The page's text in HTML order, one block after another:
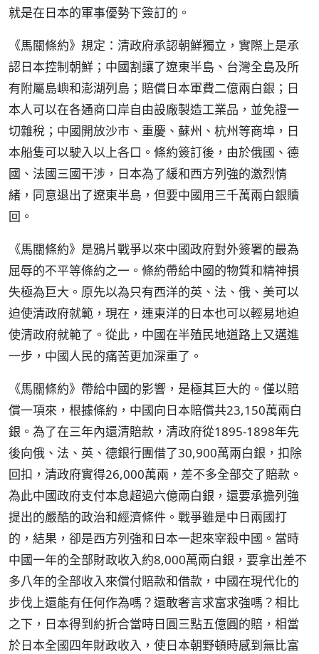
就是在日本的軍事優勢下簽訂的。
《馬關條約》規定：清政府承認朝鮮獨立，實際上是承
認日本控制朝鮮；中國割讓了遼東半島、台灣全島及所
有附屬島嶼和澎湖列島；賠償日本軍費二億兩白銀；日
本人可以在各通商口岸自由設廠製造工業品，並免證一
切雜稅；中國開放沙市、重慶、蘇州、杭州等商埠，日
本船隻可以駛入以上各口。條約簽訂後，由於俄國、德
國、法國三國干涉，日本為了緩和西方列強的激烈情
緒，同意退出了遼東半島，但要中國用三千萬兩白銀贖
回。
《馬關條約》是鴉片戰爭以來中國政府對外簽署的最為
屈辱的不平等條約之一。條約帶給中國的物質和精神損
失極為巨大。原先以為只有西洋的英、法、俄、美可以
迫使清政府就範，現在，連東洋的日本也可以輕易地迫
使清政府就範了。從此，中國在半殖民地道路上又邁進
一步，中國人民的痛苦更加深重了。
《馬關條約》帶給中國的影響，是極其巨大的。僅以賠
償一項來，根據條約，中國向日本賠償共23,150萬兩白
銀。為了在三年內還清賠款，清政府從1895-1898年先
後向俄、法、英、德銀行團借了30,900萬兩白銀，扣除
回扣，清政府實得26,000萬兩，差不多全部交了賠款。
為此中國政府支付本息超過六億兩白銀，還要承擔列強
提出的嚴酷的政治和經濟條件。戰爭雖是中日兩國打
的，結果，卻是西方列強和日本一起來宰殺中國。當時
中國一年的全部財政收入約8,000萬兩白銀，要拿出差不
多八年的全部收入來償付賠款和借款，中國在現代化的
步伐上還能有任何作為嗎？還敢奢言求富求強嗎？相比
之下，日本得到約折合當時日圓三點五億圓的賠，相當
於日本全國四年財政收入，使日本朝野頓時感到無比富